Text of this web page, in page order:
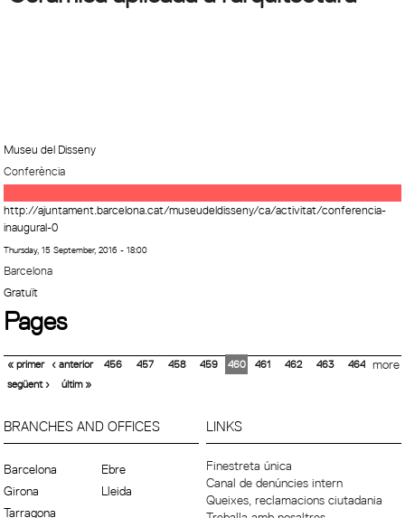
Museu del Disseny
Conferència
http://ajuntament.barcelona.cat/museudeldisseny/ca/activitat/conferencia-
inaugural-0
Thursday, 15 September, 2016 - 18:00
Barcelona
Gratuït
Pages
« primer ‹ anterior 456 457 458 459 460 461 462 463
464
següent ›
últim »
more
BRANCHES AND OFFICES
Barcelona
Ebre
Girona
Lleida
Tarragona
LINKS
Finestreta única
Canal de denúncies intern
Queixes, reclamacions ciutadania